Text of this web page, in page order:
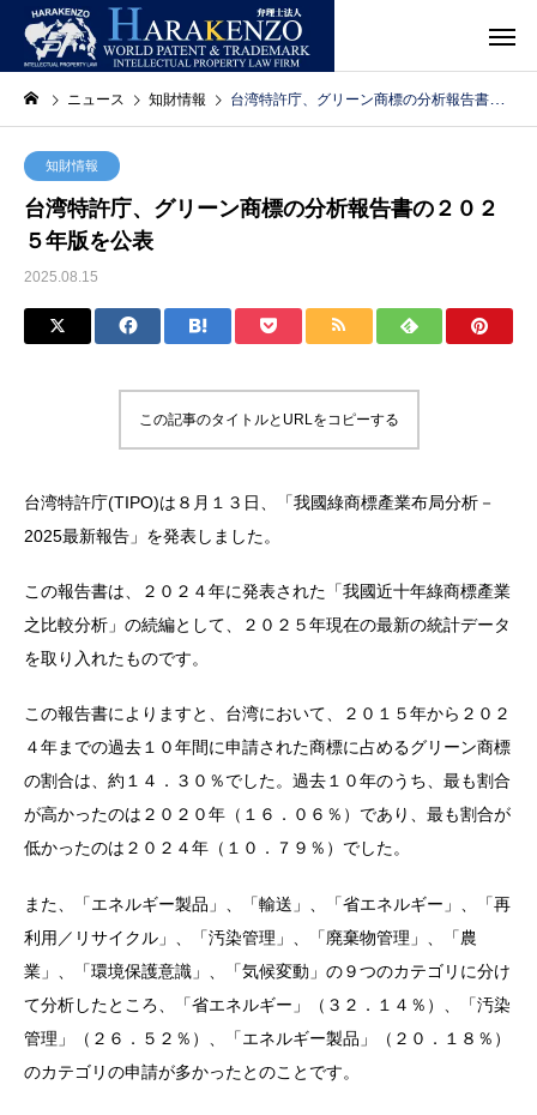
ニュース 知財情報 台湾特許庁、グリーン商標の分析報告書の２０２５年版を公表
知財情報
台湾特許庁、グリーン商標の分析報告書の２０２
５年版を公表
2025.08.15
この記事のタイトルとURLをコピーする
台湾特許庁(TIPO)は８月１３日、「我國綠商標產業布局分析－
2025最新報告」を発表しました。
この報告書は、２０２４年に発表された「我國近十年綠商標產業
之比較分析」の続編として、２０２５年現在の最新の統計データ
を取り入れたものです。
この報告書によりますと、台湾において、２０１５年から２０２
４年までの過去１０年間に申請された商標に占めるグリーン商標
の割合は、約１４．３０％でした。過去１０年のうち、最も割合
が高かったのは２０２０年（１６．０６％）であり、最も割合が
低かったのは２０２４年（１０．７９％）でした。
また、「エネルギー製品」、「輸送」、「省エネルギー」、「再
利用／リサイクル」、「汚染管理」、「廃棄物管理」、「農
業」、「環境保護意識」、「気候変動」の９つのカテゴリに分け
て分析したところ、「省エネルギー」（３２．１４％）、「汚染
管理」（２６．５２％）、「エネルギー製品」（２０．１８％）
のカテゴリの申請が多かったとのことです。